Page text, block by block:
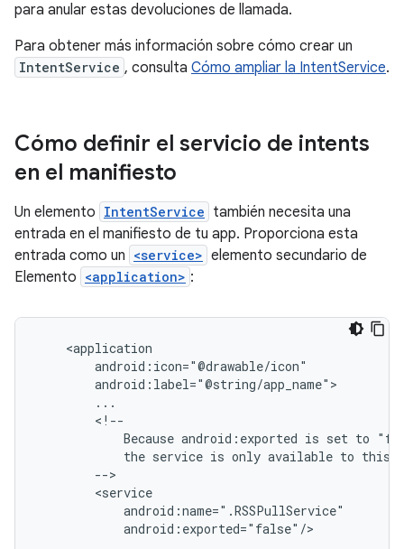
para anular estas devoluciones de llamada.
Para obtener más información sobre cómo crear un
IntentService , consulta Cómo ampliar la IntentService.
Cómo definir el servicio de intents
en el manifiesto
Un elemento IntentService también necesita una
entrada en el manifiesto de tu app. Proporciona esta
entrada como un <service> elemento secundario de
Elemento <application> :
Because android:exported is set to
the service is only available to this